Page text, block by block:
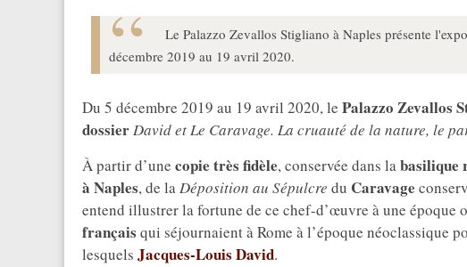
Le Palazzo Zevallos Stigliano à Naples présente
décembre 2019 au 19 avril 2020.
Du 5 décembre 2019 au 19 avril 2020, le Palazzo Zevallos
dossierDavid et Le Caravage. La cruauté de la nature, le
À partir d’une copie très fidèle, conservée dans labasilique
à Naples, de laDéposition au Sépulcre du Caravage
entend illustrer la fortune de ce chef-d’œuvre à une époque
français qui séjournaient à Rome à l’époque néoclassique
lesquels Jacques-Louis David.